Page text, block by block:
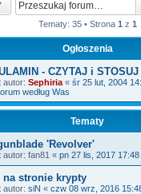
Tematy: 35 • Strona 1 z 1
Ogłoszenia
- CZYTAJ i STOSUJ
autor: Sephiria « śr 25 lut, 2004
według Was
Tematy
'Revolver'
autor: fan81 « pn 27 lis, 2017 17:48
na stronie krypty
autor: siN « czw 08 wrz, 2016